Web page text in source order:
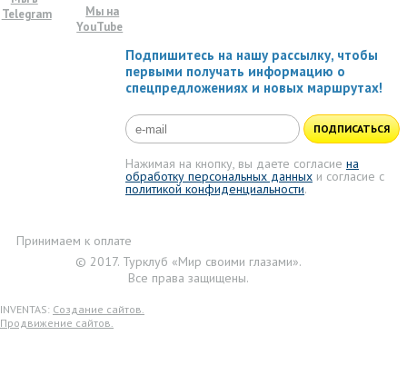
Telegram
Мы на
YouTube
Подпишитесь на нашу рассылку, чтобы
первыми получать информацию о
спецпредложениях и новых маршрутах!
ПОДПИСАТЬСЯ
Нажимая на кнопку, вы даете согласие на
обработку персональных данных и согласие с
политикой конфиденциальности.
Принимаем к оплате
© 2017. Турклуб «Мир своими глазами».
Все права защищены.
INVENTAS: Создание сайтов.
Продвижение сайтов.